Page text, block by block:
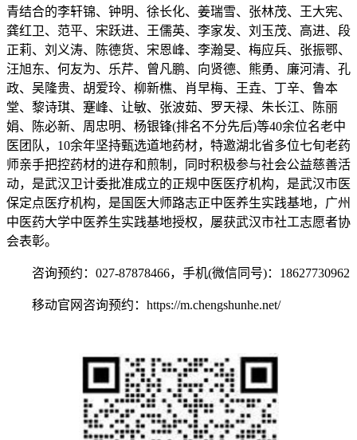
青结合的李轩锦、钟明、徐长化、姜瑞雪、张林茂、王大宪、
龚红卫、范平、宋跃进、王儒英、李家发、刘玉茂、高进、段
正莉、刘义涛、陈德货、宋恩峰、李瀚旻、梅应兵、张振鄂、
汪旭东、何友为、乐芹、曾凡鹏、向贤德、熊勇、廉河清、孔
政、吴隆贵、胡爱玲、柳新樵、肖早梅、王垚、丁辛、鲁本
堂、黎诗琪、蹇峰、让敏、张波茹、罗天禄、朱长江、陈丽
娟、陈必新、周忠明、杨银锋(排名不分先后)等40余位名老中
医团队，10余年坚持甄选道地药材，特邀湖北省多位七旬老药
师亲手把控药材的进存和煎制，同时积极参与社会公益慈善活
动，是武汉卫计委批准成立的正规中医医疗机构，是武汉市医
保定点医疗机构，是国医大师路志正中医养生实践基地，广州
中医药大学中医养生实践基地授权，屡获武汉市社工志愿者协
会表彰。
咨询预约：027-87878466，手机(微信同号)：18627730962
移动官网咨询预约：https://m.chengshunhe.net/